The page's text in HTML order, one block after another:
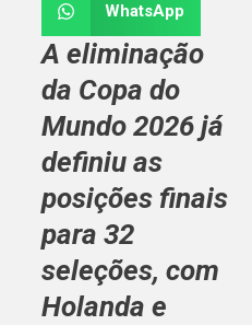
WhatsApp
A eliminação
da Copa do
Mundo 2026 já
definiu as
posições finais
para 32
seleções, com
Holanda e